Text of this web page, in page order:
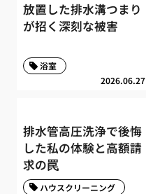
放置した排水溝つまり
が招く深刻な被害
2026.06.27
浴室
排水管高圧洗浄で後悔
した私の体験と高額請
求の罠
ハウスクリーニング